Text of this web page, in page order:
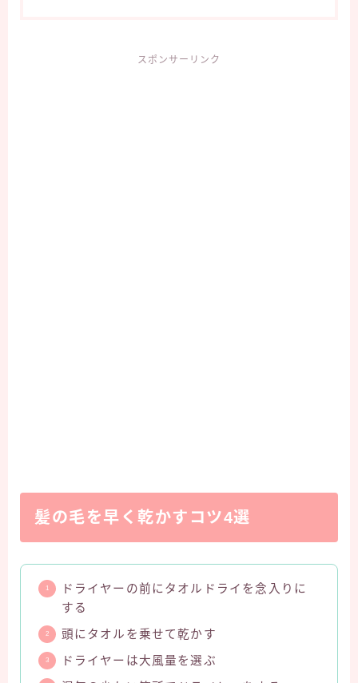
スポンサーリンク
髪の毛を早く乾かすコツ4選
ドライヤーの前にタオルドライを念入りに
する
頭にタオルを乗せて乾かす
ドライヤーは大風量を選ぶ